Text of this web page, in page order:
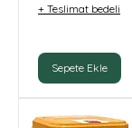
+ Teslimat bedeli
Sepete Ekle